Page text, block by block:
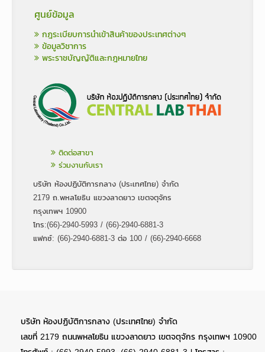
ศูนย์ข้อมูล
กฎระเบียบการนำเข้าสินค้าของประเทศต่างๆ
ข้อมูลวิชาการ
พระราชบัญญัติและกฎหมายไทย
ติดต่อสาขา
ร่วมงานกับเรา
บริษัท ห้องปฏิบัติการกลาง (ประเทศไทย) จำกัด
2179 ถ.พหลโยธิน แขวงลาดยาว เขตจตุจักร
กรุงเทพฯ 10900
โทร:(66)-2940-5993 / (66)-2940-6881-3
แฟกซ์: (66)-2940-6881-3 ต่อ 100 / (66)-2940-6668
บริษัท ห้องปฏิบัติการกลาง (ประเทศไทย) จำกัด
เลขที่ 2179 ถนนพหลโยธิน แขวงลาดยาว เขตจตุจักร กรุงเทพฯ 10900